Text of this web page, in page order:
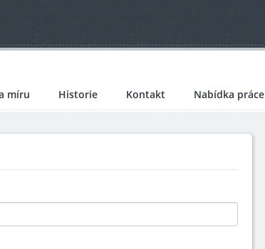
míru Historie Kontakt Nabídka práce